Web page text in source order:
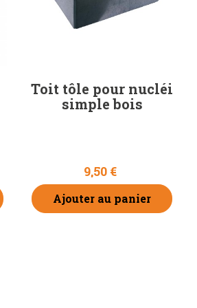
Toit tôle pour nucléi
simple bois
9,50 €
Ajouter au panier